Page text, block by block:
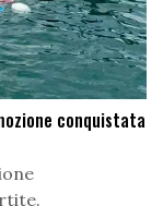
conquistata